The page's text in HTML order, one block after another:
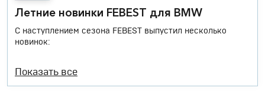
Летние новинки FEBEST для BMW
С наступлением сезона FEBEST выпустил несколько
новинок:
Показать все